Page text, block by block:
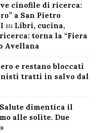
cinofile di ricerca:
a San Pietro
su Libri, cucina,
torna la “Fiera
Avellana
e restano bloccati
tratti in salvo dal
dimentica il
alle solite. Due